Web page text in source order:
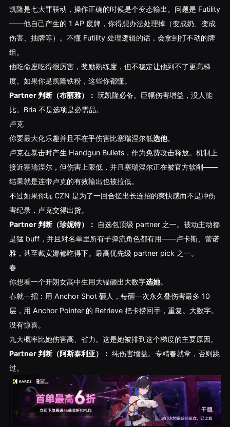
凯隆是七大罪联动，操作正确的时候是个变态输出。问题是 Futility
——他自己产生的 1 AP 废牌，你得想办法处理掉（变成奶、变成
伤害、抽牌等）。不懂 Futility 处理逻辑的话，会拿到打不动的牌
组。
他吃命座吃得很厉害，奖励熟练度，但不稳定让他到不了更高梯
度。如果你是凯隆铁粉，这些你都懂。
Partner 判断（布丽雅）： 玩凯隆必备。巨幅伤害增益，没人能
比。Bria 不是选项是必需品。
卢克
你要最大化乐趣并且不在乎伤害比塞瑞涅尔低选他。
卢克在暴击时产生 Handgun Bullets，作为免费攻击释放。机制上
接近塞瑞涅尔，但伤害上限低，并且塞瑞涅尔正在被官方软削——
结果就是连带卢克的有效输出也被拉低。
不过如果你玩 CZN 是为了一回合搓出长连招的爽快感而不是冲伤
害纪录，卢克交得出货。
Partner 判断（珍妮特）：
自选包顶级 partner 之一。被动主动都
是猛 buff，并且对名单里所有子弹流角色都有用——卢卡斯、蕾诺
雅，甚至戴安娜都吃得下。最高优先级 partner pick 之一。
春
你想看一个开朗女高中生用大锚砸出大数字选她。
春就一招：用 Anchor Shot 砸人，每砸一次永久叠伤害最多 10
层，用 Anchor Pointer 的 Retrieve 把卡捞回手，重复。大数字。
没有惊喜。
九大概率比她伤害高、省力。这是她被排到这个梯度的主要原因。
Partner 判断（阿斯泰利亚）： 纯伤害增益。专精春就拿，否则跳
过。